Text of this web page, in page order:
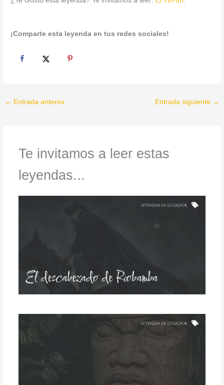
¡Comparte esta leyenda en tus redes sociales!
← Entrada anterior Entrada siguiente →
Te invitamos a leer estas
leyendas...